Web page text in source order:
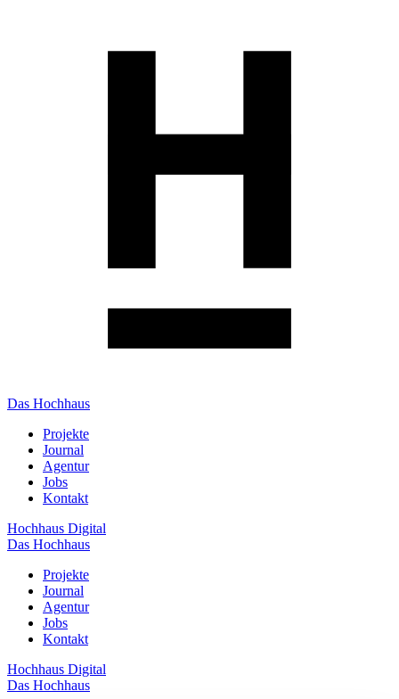
Das Hochhaus
Projekte
Journal
Agentur
Jobs
Kontakt
Hochhaus Digital
Das Hochhaus
Projekte
Journal
Agentur
Jobs
Kontakt
Hochhaus Digital
Das Hochhaus